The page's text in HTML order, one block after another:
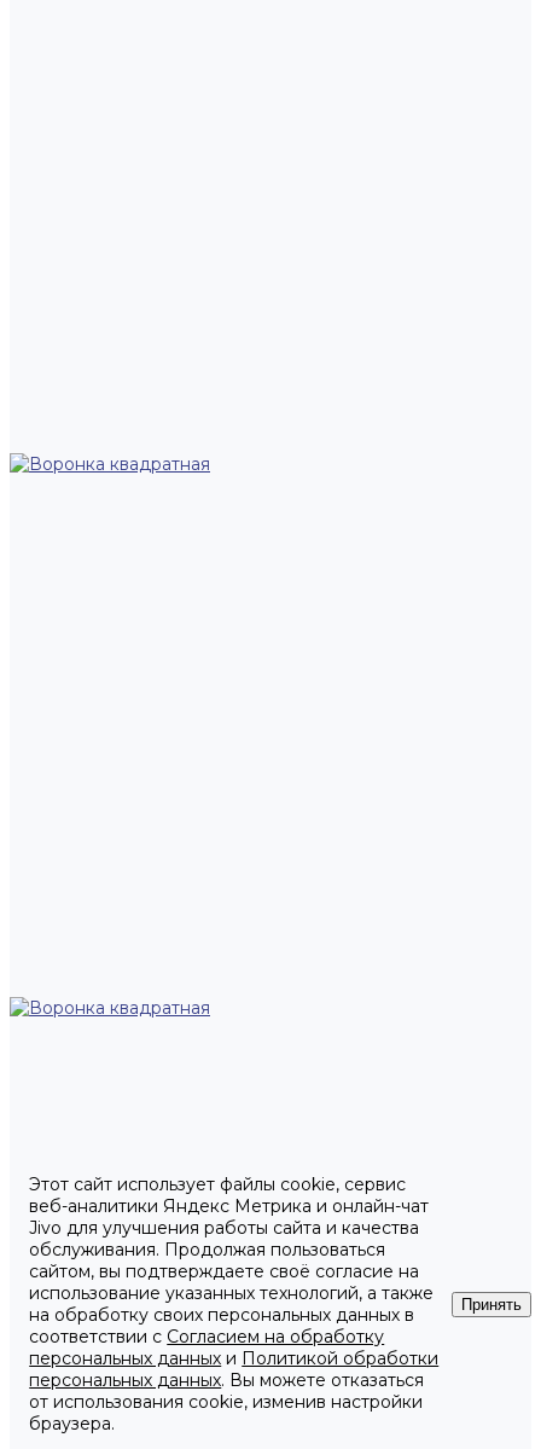
Этот сайт использует файлы cookie, сервис
веб-аналитики Яндекс Метрика и онлайн-чат
Jivo для улучшения работы сайта и качества
обслуживания. Продолжая пользоваться
сайтом, вы подтверждаете своё согласие на
использование указанных технологий, а также
на обработку своих персональных данных в
соответствии с Согласием на обработку
персональных данных и Политикой обработки
персональных данных. Вы можете отказаться
от использования cookie, изменив настройки
браузера.
Принять